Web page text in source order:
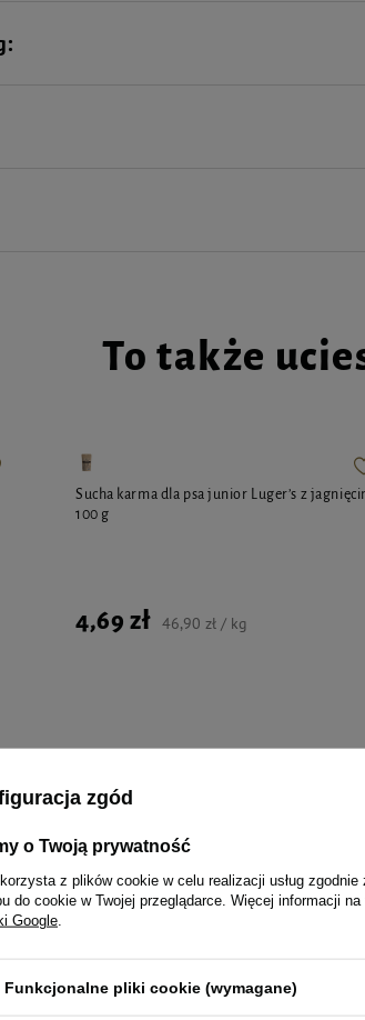
To także
Sucha karma dla psa junior Luger’s z
100 g
4,69 zł 46,90 zł / kg
specjalnie
4,29 zł 42,90 zł / kg
zgód
o Twoją prywatność
z plików cookie w celu realizacji usług zgodnie
do cookie w Twojej przeglądarce. Więcej informacji
Google
Funkcjonalne pliki cookie (wymagane)